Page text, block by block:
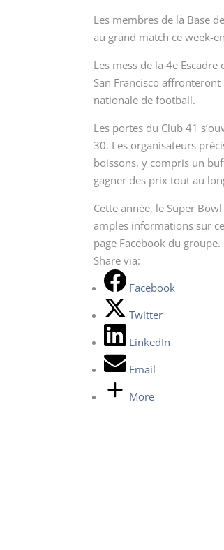
Les membres de la Base
au grand match ce week-
Les mess de la 4e
San Francisco
nationale de football.
Les portes du Club 41
30. Les organisateurs
boissons, y compris un
gagner des prix tout au
Cette année, le Super
amples informations sur
page Facebook du groupe.
Share via:
Facebook
Twitter
LinkedIn
Email
More